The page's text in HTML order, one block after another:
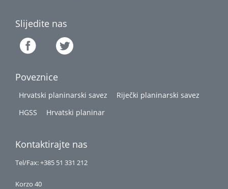
Slijedite nas
Poveznice
Hrvatski planinarski savez
Riječki planinarski savez
HGSS
Hrvatski planinar
Kontaktirajte nas
Tel/Fax: +385 51 331 212
Korzo 40